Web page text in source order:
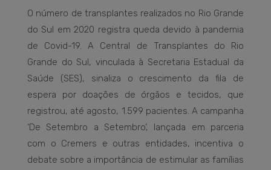
O número de transplantes realizados no Rio Grande
do Sul em 2020 registra queda devido à pandemia
de Covid-19. A Central de Transplantes do Rio
Grande do Sul, vinculada à Secretaria Estadual da
Saúde (SES), sinaliza o crescimento da fila de
espera por doações de órgãos e tecidos, que
registrou, até agosto, 1.599 pacientes. A campanha
‘De Setembro a Setembro’, lançada em parceria
com o Cremers e outras entidades, incentiva o
debate sobre a importância de estimular as famílias